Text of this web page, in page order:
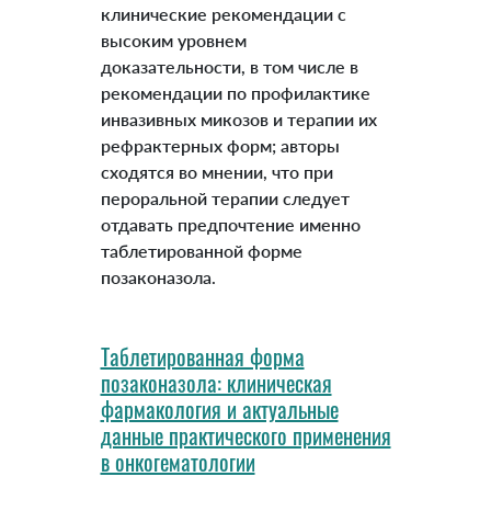
клинические рекомендации с
высоким уровнем
доказательности, в том числе в
рекомендации по профилактике
инвазивных микозов и терапии их
рефрактерных форм; авторы
сходятся во мнении, что при
пероральной терапии следует
отдавать предпочтение именно
таблетированной форме
позаконазола.
Таблетированная форма
позаконазола: клиническая
фармакология и актуальные
данные практического применения
в онкогематологии